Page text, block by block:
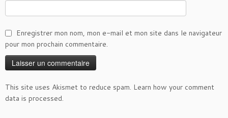
Enregistrer mon nom, mon e-mail et mon site dans le navigateur
pour mon prochain commentaire.
This site uses Akismet to reduce spam. Learn how your comment
data is processed.